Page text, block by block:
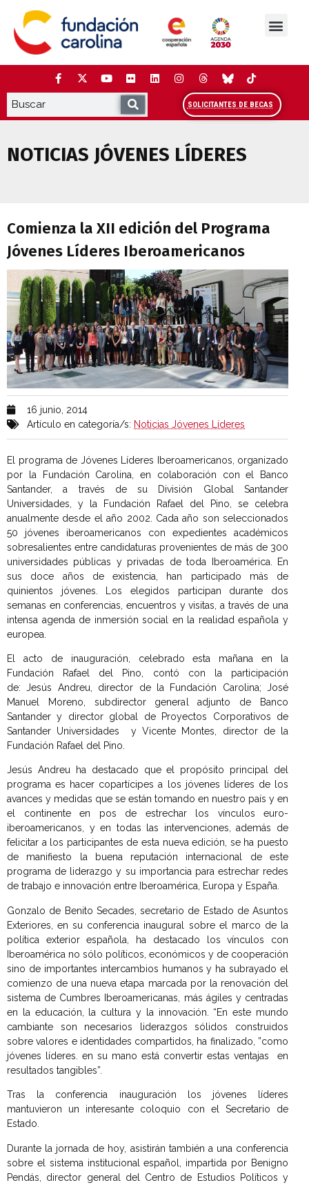
contenido
SOLICITANTES DE BECAS
NOTICIAS JÓVENES LÍDERES
Comienza la XII edición del Programa
Jóvenes Líderes Iberoamericanos
16 junio, 2014
Artículo en categoría/s: Noticias Jóvenes Líderes
El programa de Jóvenes Líderes Iberoamericanos, organizado
por la Fundación Carolina, en colaboración con el Banco
Santander, a través de su División Global Santander
Universidades, y la Fundación Rafael del Pino, se celebra
anualmente desde el año 2002. Cada año son seleccionados
50 jóvenes iberoamericanos con expedientes académicos
sobresalientes entre candidaturas provenientes de más de 300
universidades públicas y privadas de toda Iberoamérica. En
sus doce años de existencia, han participado más de
quinientos jóvenes. Los elegidos participan durante dos
semanas en conferencias, encuentros y visitas, a través de una
intensa agenda de inmersión social en la realidad española y
europea.
El acto de inauguración, celebrado esta mañana en la
Fundación Rafael del Pino, contó con la participación
de: Jesús Andreu, director de la Fundación Carolina; José
Manuel Moreno, subdirector general adjunto de Banco
Santander y director global de Proyectos Corporativos de
Santander Universidades y Vicente Montes, director de la
Fundación Rafael del Pino.
Jesús Andreu ha destacado que el propósito principal del
programa es hacer copartícipes a los jóvenes líderes de los
avances y medidas que se están tomando en nuestro país y en
el continente en pos de estrechar los vínculos euro-
iberoamericanos, y en todas las intervenciones, además de
felicitar a los participantes de esta nueva edición, se ha puesto
de manifiesto la buena reputación internacional de este
programa de liderazgo y su importancia para estrechar redes
de trabajo e innovación entre Iberoamérica, Europa y España.
Gonzalo de Benito Secades, secretario de Estado de Asuntos
Exteriores, en su conferencia inaugural sobre el marco de la
política exterior española, ha destacado los vínculos con
Iberoamérica no sólo políticos, económicos y de cooperación
sino de importantes intercambios humanos y ha subrayado el
comienzo de una nueva etapa marcada por la renovación del
sistema de Cumbres Iberoamericanas, más ágiles y centradas
en la educación, la cultura y la innovación. “En este mundo
cambiante son necesarios liderazgos sólidos construidos
sobre valores e identidades compartidos, ha finalizado, ”como
jóvenes líderes. en su mano está convertir estas ventajas en
resultados tangibles”.
Tras la conferencia inauguración los jóvenes líderes
mantuvieron un interesante coloquio con el Secretario de
Estado.
Durante la jornada de hoy, asistirán también a una conferencia
sobre el sistema institucional español, impartida por Benigno
Pendás, director general del Centro de Estudios Políticos y